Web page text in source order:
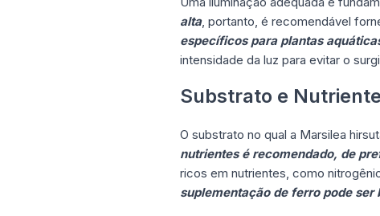
alta, portanto, é recomendável
específicos para plantas
intensidade da luz para evitar o
Substrato e
O substrato no qual a Marsilea
nutrientes é recomendado, de
ricos em nutrientes, como
suplementação de ferro pode